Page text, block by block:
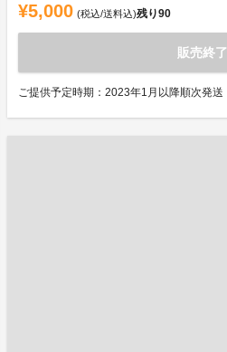
¥5,000 (税込/送料込)残り90
販売終了
ご提供予定時期：2023年1月以降順次発送